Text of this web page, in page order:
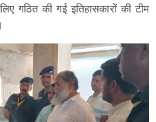
गठित की गई इतिहासकारों की टीम